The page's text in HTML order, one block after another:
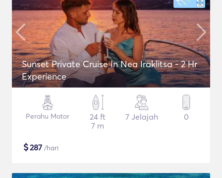
Sunset Private Cruise In Nea Iraklitsa - 2 Hr
Experience
Perahu Motor
24 ft
7 m
7 Jelajah 0
$287 /hari